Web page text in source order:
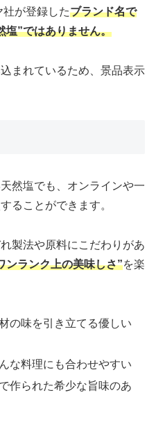
社が登録したブランド名で
塩”ではありません。
まれているため、景品表示
然塩でも、オンラインや一
ることができます。
製法や原料にこだわりがあ
ンランク上の美味しさ”を楽
の味を引き立てる優しい
な料理にも合わせやすい
作られた希少な旨味のあ